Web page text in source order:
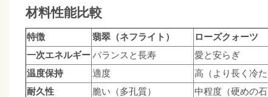
材料性能比較
特徴 翡翠（ネフライト） ローズクォーツ
一次エネルギーバランスと長寿 愛と安らぎ
温度保持
適度 高（より長く冷た
耐久性
脆い（多孔質） 中程度（硬めの石